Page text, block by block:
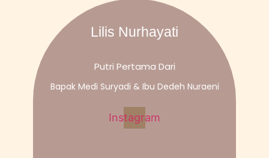
Lilis Nurhayati
Putri Pertama Dari
Bapak Medi Suryadi & Ibu Dedeh Nuraeni
Instagram